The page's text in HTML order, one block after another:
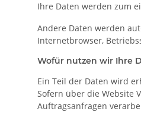
Ihre Daten werden zum
Andere Daten werden
Internetbrowser,
Wofür nutzen wir Ihre
Ein Teil der Daten wird
Sofern über die Website
Auftragsanfragen